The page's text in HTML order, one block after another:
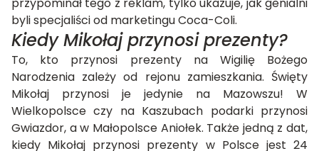
byli specjaliści od marketingu Coca-Coli.
Kiedy Mikołaj przynosi prezenty?
To, kto przynosi prezenty na Wigilię Bożego
Narodzenia zależy od rejonu zamieszkania. Święty
Mikołaj przynosi je jedynie na Mazowszu! W
Wielkopolsce czy na Kaszubach podarki przynosi
Gwiazdor, a w Małopolsce Aniołek. Także jedną z dat,
kiedy Mikołaj przynosi prezenty w Polsce jest 24